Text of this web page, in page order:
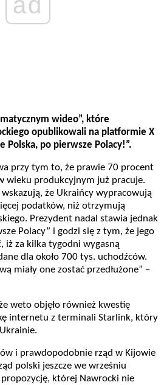
wideo”, które
opublikowali na platformie X
Polska, po pierwsze Polacy!”.
przy tym to, że prawie 70 procent
wieku produkcyjnym już pracuje.
że Ukraińcy wypracowują
podatków, niż otrzymują
Prezydent nadal stawia jednak
Polacy” i godzi się z tym, że jego
iż za kilka tygodni wygasną
dla około 700 tys. uchodźców.
miały one zostać przedłużone” –
weto objęło również kwestię
internetu z terminali Starlink, który
i prawdopodobnie rząd w Kijowie
polski jeszcze we wrześniu
której Nawrocki nie